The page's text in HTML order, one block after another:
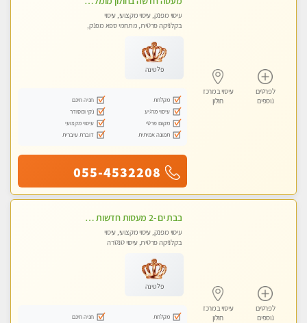
לפרטים
נוספים
עיסוי במרכז
חולון
עיסוי מפנק, עיסוי מקצועי, עיסוי
בקלניקה פרטית, מתחמי ספא מפנק,
פלטינה
מקלחת
חניה חינם
עיסוי מרגיע
נקי ומסודר
מקום פרטי
עיסוי מקצועי
תמונה אמיתית
דוברת עיברית
055-4532208
לפרטים
נוספים
עיסוי במרכז
חולון
בבת ים -2 מעסות חדשות במרכז העיר לעיסוי איכותי ומקצועי
עיסוי מפנק, עיסוי מקצועי, עיסוי
בקלניקה פרטית, עיסוי טנטרה
פלטינה
מקלחת
חניה חינם